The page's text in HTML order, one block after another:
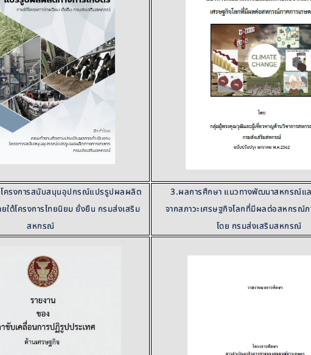
โครงการสนับสนุนอุปกรณ์แปรรูปผลผลิต
ยใต้โครงการไทยนิยม ยั่งยืน กรมส่งเสริม
สหกรณ์
3.ผลการศึกษา แนวทางพัฒนาสหกรณ์แ
จากสภาวะเศรษฐกิจโลกที่มีผลต่อสหกรณ์ภ
โดย กรมส่งเสริมสหกรณ์